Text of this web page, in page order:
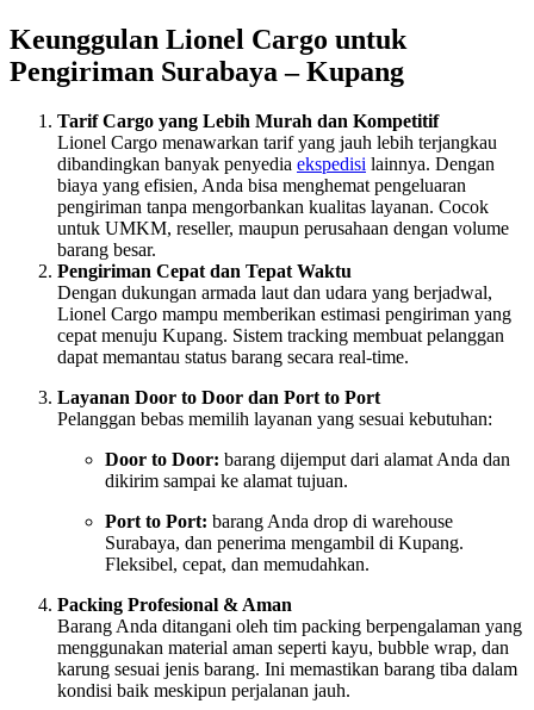
Keunggulan Lionel Cargo untuk
Pengiriman Surabaya – Kupang
Tarif Cargo yang Lebih Murah dan Kompetitif
Lionel Cargo menawarkan tarif yang jauh lebih terjangkau
dibandingkan banyak penyedia ekspedisi lainnya. Dengan
biaya yang efisien, Anda bisa menghemat pengeluaran
pengiriman tanpa mengorbankan kualitas layanan. Cocok
untuk UMKM, reseller, maupun perusahaan dengan volume
barang besar.
Pengiriman Cepat dan Tepat Waktu
Dengan dukungan armada laut dan udara yang berjadwal,
Lionel Cargo mampu memberikan estimasi pengiriman yang
cepat menuju Kupang. Sistem tracking membuat pelanggan
dapat memantau status barang secara real-time.
Layanan Door to Door dan Port to Port
Pelanggan bebas memilih layanan yang sesuai kebutuhan:
Door to Door: barang dijemput dari alamat Anda dan
dikirim sampai ke alamat tujuan.
Port to Port: barang Anda drop di warehouse
Surabaya, dan penerima mengambil di Kupang.
Fleksibel, cepat, dan memudahkan.
Packing Profesional & Aman
Barang Anda ditangani oleh tim packing berpengalaman yang
menggunakan material aman seperti kayu, bubble wrap, dan
karung sesuai jenis barang. Ini memastikan barang tiba dalam
kondisi baik meskipun perjalanan jauh.